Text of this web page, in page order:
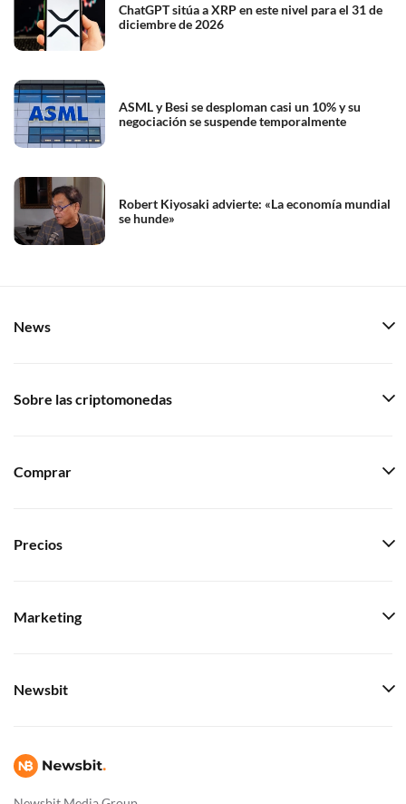
ChatGPT sitúa a XRP en este nivel para el 31 de
diciembre de 2026
ASML y Besi se desploman casi un 10% y su
negociación se suspende temporalmente
Robert Kiyosaki advierte: «La economía mundial
se hunde»
News
Sobre las criptomonedas
Comprar
Precios
Marketing
Newsbit